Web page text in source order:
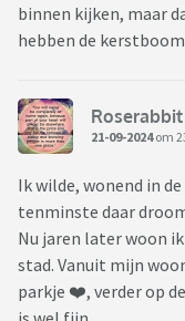
binnen kijken, maar
hebben de
Roserabbit
21-09-2024om
Ik wilde, wonend in
tenminste daar
Nu jaren later woon
stad. Vanuit mijn
parkje ❤️, verder op